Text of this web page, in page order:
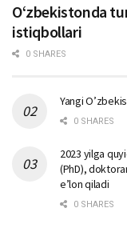
Oʻzbekistonda
istiqbollari
0 SHARES
Yangi
0 SHARES
2023 yilga
(PhD),
e’lon qiladi
0 SHARES